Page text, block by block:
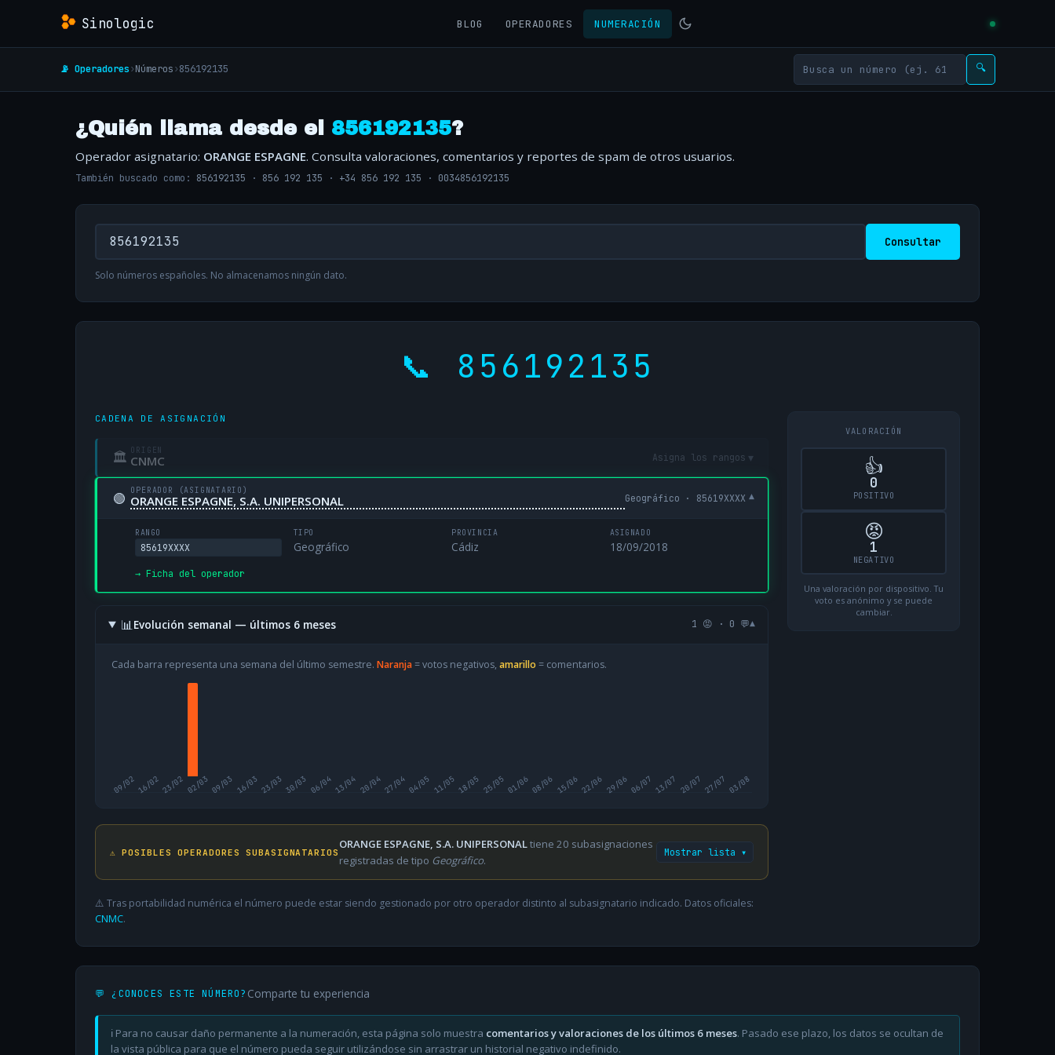
Sinologic BLOG OPERADORES NUMERACIÓN
📡 Operadores›Números›856192135 🔍
¿Quién llama desde el 856192135?
Operador asignatario: ORANGE ESPAGNE. Consulta valoraciones, comentarios y reportes de spam de otros usuarios.
También buscado como: 856192135 · 856 192 135 · +34 856 192 135 · 0034856192135
Consultar
Solo números españoles. No almacenamos ningún dato.
📞 856192135
CADENA DE ASIGNACIÓN
🏛 ORIGEN
CNMC Asigna los rangos ▾
🟢 OPERADOR (ASIGNATARIO)
ORANGE ESPAGNE, S.A. UNIPERSONAL Geográfico · 85619XXXX ▾
RANGO
85619XXXX
TIPO
Geográfico
PROVINCIA
Cádiz
ASIGNADO
18/09/2018
→ Ficha del operador
📊Evolución semanal — últimos 6 meses 1 😡 · 0 💬▾
Cada barra representa una semana del último semestre. Naranja= votos negativos, amarillo = comentarios.
09/0216/0223/02 02/03 09/03 16/03 23/03 30/03 06/0413/04 20/0427/0404/05 11/0518/05 25/0501/0608/06 15/0622/06 29/0606/07 13/07 20/07 27/07 03/08
⚠️ POSIBLES OPERADORES SUBASIGNATARIOS
ORANGE ESPAGNE, S.A. UNIPERSONALtiene 20 subasignaciones
registradas de tipo Geográfico.
Mostrar lista ▾
⚠️ Tras portabilidad numérica el número puede estar siendo gestionado por otro operador distinto al subasignatario indicado. Datos oficiales:
CNMC.
VALORACIÓN
👍
0
POSITIVO
😡
1
NEGATIVO
Una valoración por dispositivo. Tu
voto es anónimo y se puede
cambiar.
💬 ¿CONOCES ESTE NÚMERO? Comparte tu experiencia
ℹ️ Para no causar daño permanente a la numeración, esta página solo muestra comentarios y valoraciones de los últimos 6 meses. Pasado ese plazo, los datos se ocultan de
la vista pública para que el número pueda seguir utilizándose sin arrastrar un historial negativo indefinido.